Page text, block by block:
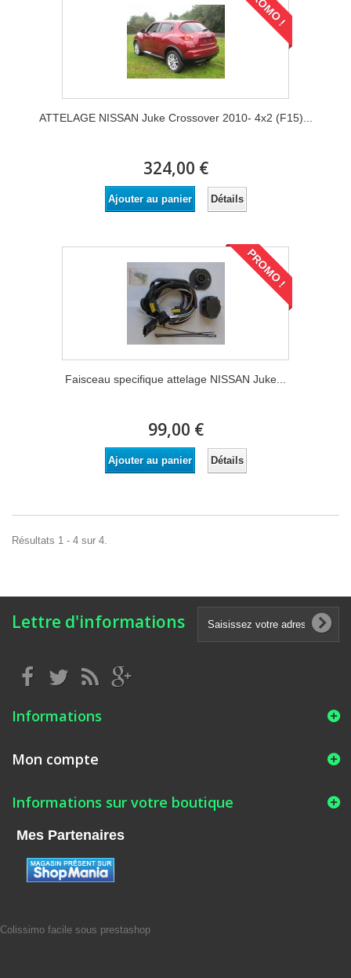
ATTELAGE NISSAN Juke Crossover 2010- 4x2 (F15)...
324,00 €
Ajouter au panier Détails
PROMO !
Faisceau specifique attelage NISSAN Juke...
99,00 €
Ajouter au panier Détails
Résultats 1 - 4 sur 4.
Lettre d'informations
Informations
Mon compte
Informations sur votre boutique
Mes Partenaires
Colissimo facile sous prestashop